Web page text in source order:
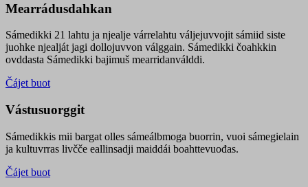
Mearrádusdahkan
Sámedikki 21 lahtu ja njealje várrelahtu váljejuvvojit sámiid siste
juohke njealját jagi dollojuvvon válggain. Sámedikki čoahkkin
ovddasta Sámedikki bajimuš mearridanválddi.
Čájet buot
Vástusuorggit
Sámedikkis mii bargat olles sámeálbmoga buorrin, vuoi sámegielain
ja kultuvrras livčče eallinsadji maiddái boahttevuođas.
Čájet buot